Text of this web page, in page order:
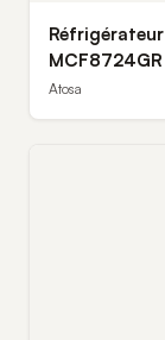
MCF8724GR
Atosa